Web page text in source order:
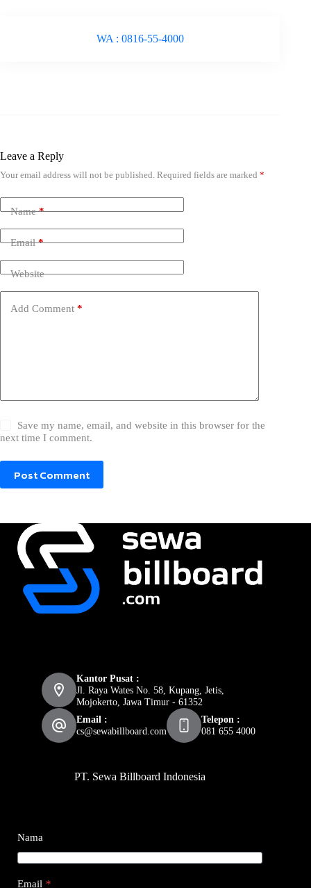
WA : 0816-55-4000
Leave a Reply
Your email address will not be published. Required fields are marked *
Name*
Email*
Website
Add Comment *
Save my name, email, and website in this browser for the
next time I comment.
Post Comment
Kantor Pusat :
Jl. Raya Wates No. 58, Kupang, Jetis,
Mojokerto, Jawa Timur - 61352
Email :
cs@sewabillboard.com
Telepon :
081 655 4000
PT. Sewa Billboard Indonesia
Nama
Email *